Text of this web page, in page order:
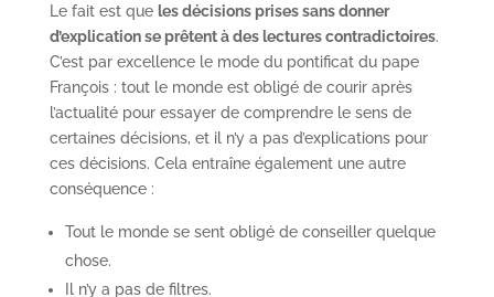
Le fait est que les décisions prises sans donner
d’explication se prêtent à des lectures contradictoires.
C’est par excellence le mode du pontificat du pape
François : tout le monde est obligé de courir après
l’actualité pour essayer de comprendre le sens de
certaines décisions, et il n’y a pas d’explications pour
ces décisions. Cela entraîne également une autre
conséquence :
Tout le monde se sent obligé de conseiller quelque
chose.
Il n’y a pas de filtres.